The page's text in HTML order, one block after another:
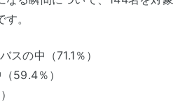
。
スの中（71.1％）
59.4％）